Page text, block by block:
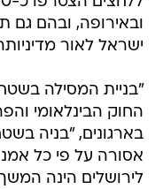
ישראל לאור
"בניית המסילה
החוק הבינלאומי
בארגונים, "בניה
אסורה על פי כל
לירושלים הינה המשך